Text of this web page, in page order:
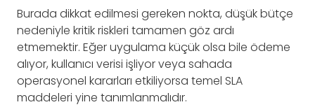
Burada dikkat edilmesi gereken nokta, düşük bütçe
nedeniyle kritik riskleri tamamen göz ardı
etmemektir. Eğer uygulama küçük olsa bile ödeme
alıyor, kullanıcı verisi işliyor veya sahada
operasyonel kararları etkiliyorsa temel SLA
maddeleri yine tanımlanmalıdır.